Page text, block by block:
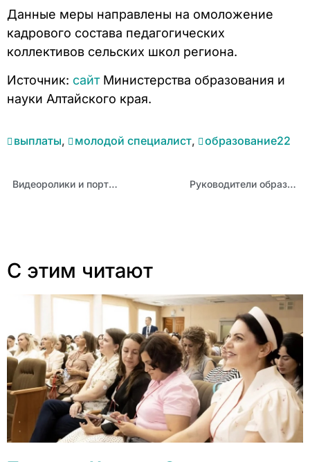
Данные меры направлены на омоложение
кадрового состава педагогических
коллективов сельских школ региона.
Источник: сайтМинистерства образования и
науки Алтайского края.
выплаты, молодой специалист, образование22
Видеоролики и портал КБО-22 – новые ресурсы для детей, родителей и педагогов Руководители образовательных организаций края на конференции обсудили формирование финансовой культуры среди учащихся, педагогов и родителей
С этим читают